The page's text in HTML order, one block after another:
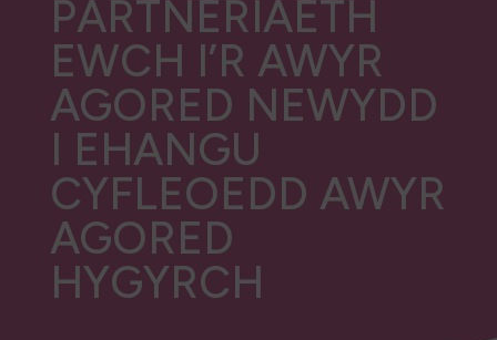
PARTNERIAETH
EWCH I’R AWYR
AGORED NEWYDD
I EHANGU
CYFLEOEDD AWYR
AGORED
HYGYRCH